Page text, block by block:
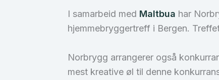
I samarbeid med Maltbua har
hjemmebryggertreff i Bergen.
Norbrygg arrangerer også
mest kreative øl til denne